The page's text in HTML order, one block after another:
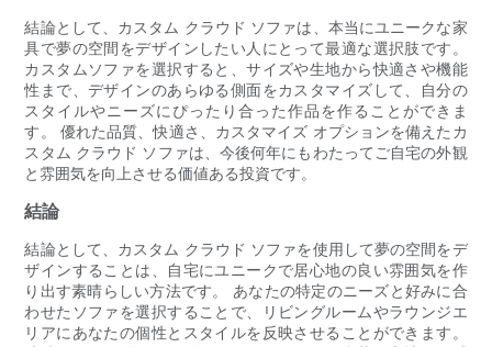
結論として、カスタム クラウド ソファは、本当にユニークな家
具で夢の空間をデザインしたい人にとって最適な選択肢です。
カスタムソファを選択すると、サイズや生地から快適さや機能
性まで、デザインのあらゆる側面をカスタマイズして、自分の
スタイルやニーズにぴったり合った作品を作ることができま
す。 優れた品質、快適さ、カスタマイズ オプションを備えたカ
スタム クラウド ソファは、今後何年にもわたってご自宅の外観
と雰囲気を向上させる価値ある投資です。
結論
結論として、カスタム クラウド ソファを使用して夢の空間をデ
ザインすることは、自宅にユニークで居心地の良い雰囲気を作
り出す素晴らしい方法です。 あなたの特定のニーズと好みに合
わせたソファを選択することで、リビングルームやラウンジエ
リアにあなたの個性とスタイルを反映させることができます。